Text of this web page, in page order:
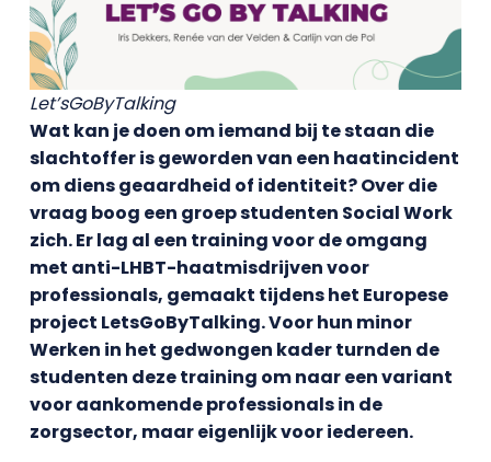
Let’sGoByTalking
Wat kan je doen om iemand bij te staan die
slachtoffer is geworden van een haatincident
om diens geaardheid of identiteit? Over die
vraag boog een groep studenten Social Work
zich. Er lag al een training voor de omgang
met anti-LHBT-haatmisdrijven voor
professionals, gemaakt tijdens het Europese
project LetsGoByTalking. Voor hun minor
Werken in het gedwongen kader turnden de
studenten deze training om naar een variant
voor aankomende professionals in de
zorgsector, maar eigenlijk voor iedereen.